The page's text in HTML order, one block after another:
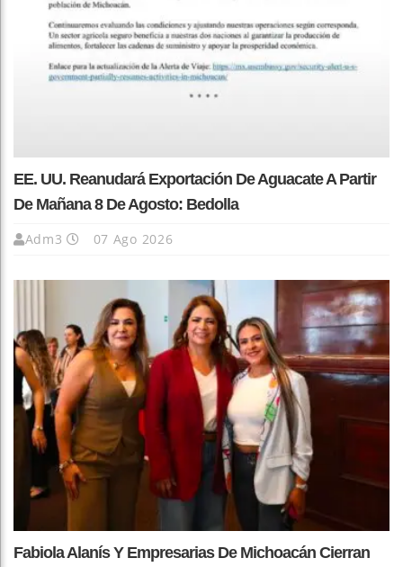
EE. UU. Reanudará Exportación De Aguacate A Partir
De Mañana 8 De Agosto: Bedolla
Adm3 07 Ago 2026
Fabiola Alanís Y Empresarias De Michoacán Cierran